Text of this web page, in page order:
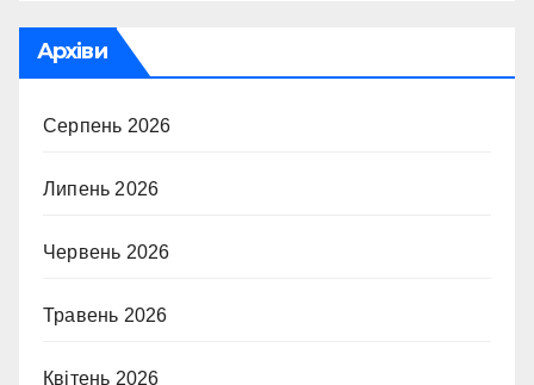
Архіви
Серпень 2026
Липень 2026
Червень 2026
Травень 2026
Квітень 2026